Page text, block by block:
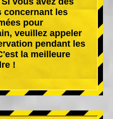
concernant les
pour
veuillez appeler
pendant les
la meilleure
!